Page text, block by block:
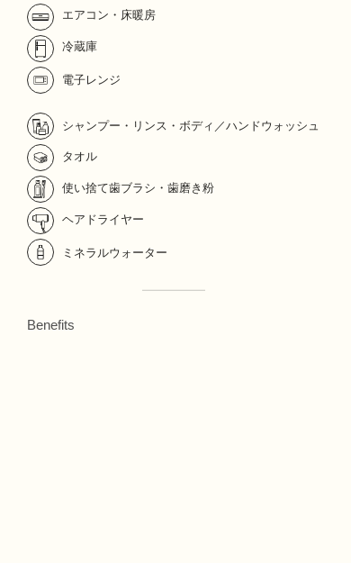
エアコン・床暖房
冷蔵庫
電子レンジ
シャンプー・リンス・ボディ／ハンドウォッシュ
タオル
使い捨て歯ブラシ・歯磨き粉
ヘアドライヤー
ミネラルウォーター
Benefits